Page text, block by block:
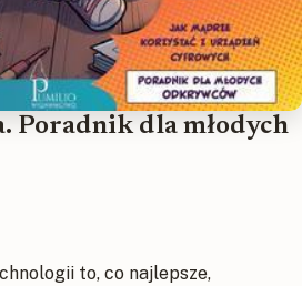
Poradnik dla młodych
to, co najlepsze,